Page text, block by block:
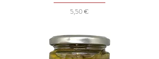
Prezzo
5,50 €